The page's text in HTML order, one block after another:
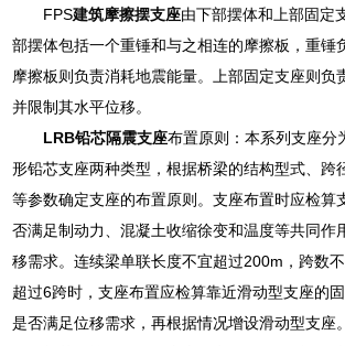
FPS建筑摩擦摆支座由下部摆体和上部固定
部摆体包括一个重锤和与之相连的摩擦板，重锤
摩擦板则负责消耗地震能量。上部固定支座则负
并限制其水平位移。
LRB铅芯隔震支座布置原则：本系列支座分
形铅芯支座两种类型，根据桥梁的结构型式、跨
等参数确定支座的布置原则。支座布置时应检算
否满足制动力、混凝土收缩徐变和温度等共同作
移需求。连续梁单联长度不宜超过200m，跨数
超过6跨时，支座布置应检算靠近滑动型支座的
是否满足位移需求，再根据情况增设滑动型支座。